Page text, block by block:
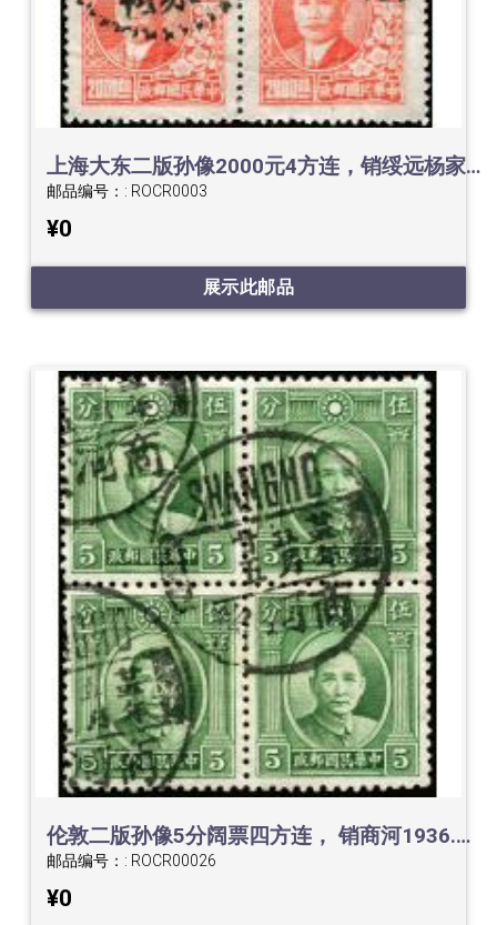
上海大东二版孙像2000元4方连，销绥远杨家河1948点线戳
邮品编号：: ROCR0003
¥0
展示此邮品
伦敦二版孙像5分阔票四方连， 销商河1936.5.25中英文日戳
邮品编号：: ROCR00026
¥0